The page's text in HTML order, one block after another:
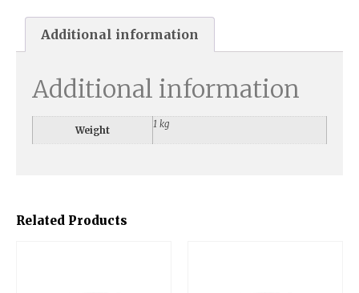
Related Products
Additional information
Additional information
Weight
1 kg